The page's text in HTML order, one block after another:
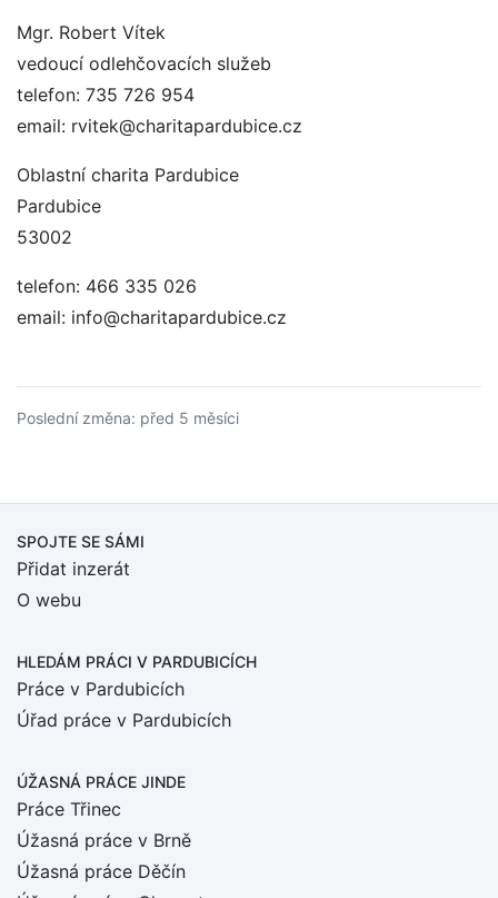
Mgr. Robert Vítek
vedoucí odlehčovacích služeb
telefon: 735 726 954
email: rvitek@charitapardubice.cz
Oblastní charita Pardubice
Pardubice
53002
telefon: 466 335 026
email: info@charitapardubice.cz
Poslední změna: před 5 měsíci
SPOJTE SE SÁMI
Přidat inzerát
O webu
HLEDÁM PRÁCI V PARDUBICÍCH
Práce v Pardubicích
Úřad práce v Pardubicích
ÚŽASNÁ PRÁCE JINDE
Práce Třinec
Úžasná práce v Brně
Úžasná práce Děčín